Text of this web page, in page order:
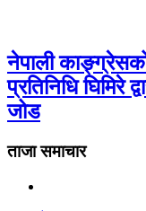
नेपाली काङ्ग्रेसको
प्रतिनिधि घिमिरे
जोड
ताजा समाचार